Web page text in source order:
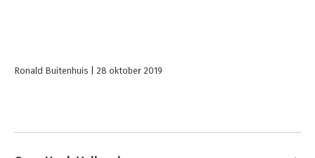
Ronald Buitenhuis 28 oktober 2019